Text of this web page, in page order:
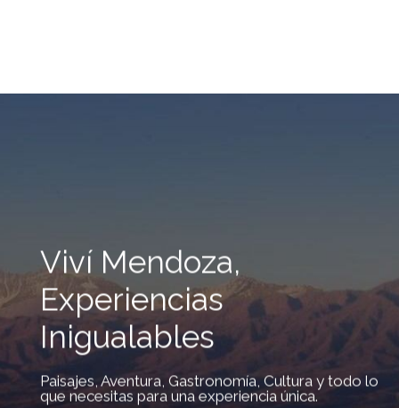
Viví Mendoza,
Experiencias
Inigualables
Paisajes, Aventura, Gastronomía, Cultura y todo lo
que necesitas para una experiencia única.